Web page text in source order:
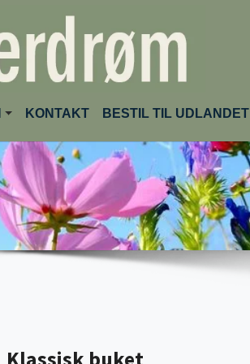
KONTAKT BESTIL TIL UDLANDET